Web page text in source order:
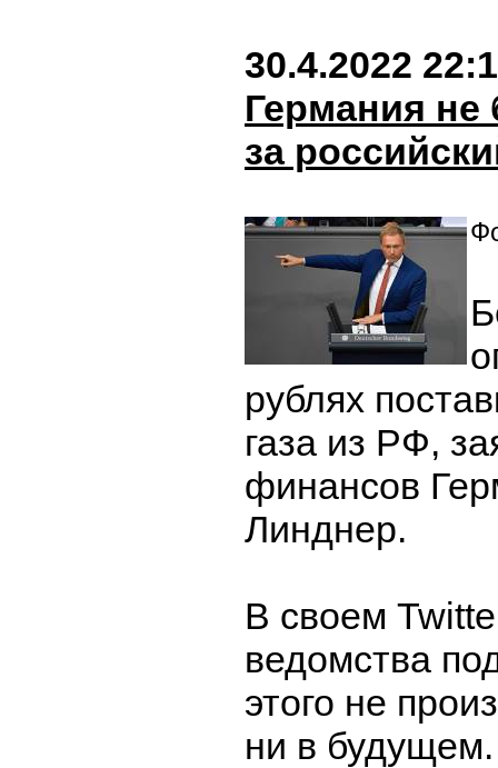
30.4.2022
Германия не
за
рублях
газа из РФ,
финансов
Линднер.
В своем
ведомства
этого не
ни в